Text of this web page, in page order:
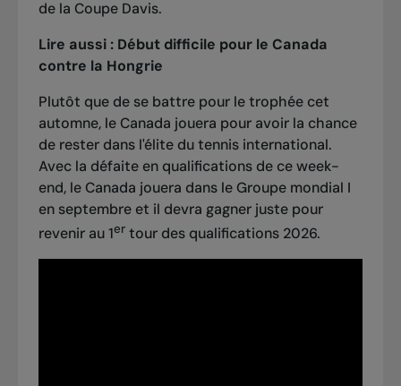
de la Coupe Davis.
Lire aussi : Début difficile pour le Canada
contre la Hongrie
Plutôt que de se battre pour le trophée cet
automne, le Canada jouera pour avoir la chance
de rester dans l'élite du tennis international.
Avec la défaite en qualifications de ce week-
end, le Canada jouera dans le Groupe mondial I
en septembre et il devra gagner juste pour
revenir au 1ertour des qualifications 2026.